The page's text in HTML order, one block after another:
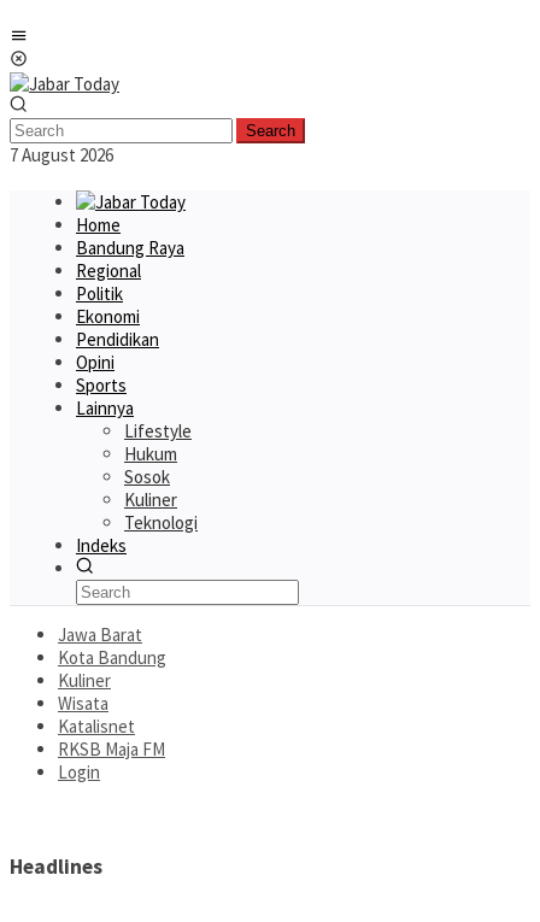
to
content
Search
7 August 2026
Home
Bandung Raya
Regional
Politik
Ekonomi
Pendidikan
Opini
Sports
Lainnya
Lifestyle
Hukum
Sosok
Kuliner
Teknologi
Indeks
Jawa Barat
Kota Bandung
Kuliner
Wisata
Katalisnet
RKSB Maja FM
Login
Headlines